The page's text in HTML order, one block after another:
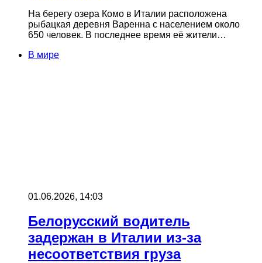
На берегу озера Комо в Италии расположена
рыбацкая деревня Варенна с населением около
650 человек. В последнее время её жители…
В мире
01.06.2026, 14:03
Белорусский водитель
задержан в Италии из-за
несоответствия груза